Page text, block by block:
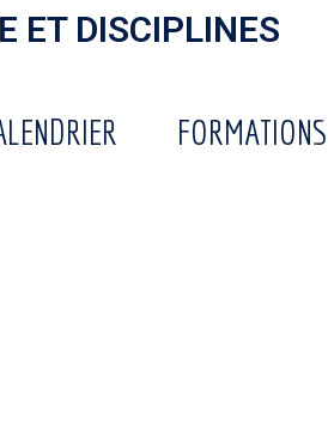
ET DISCIPLINES
FORMATIONS